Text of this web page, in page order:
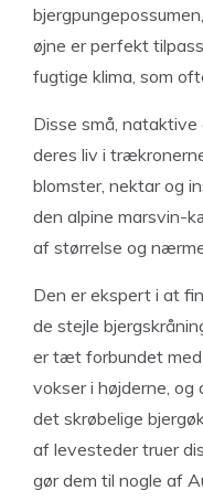
øjne er perfekt
fugtige klima, som
Disse små,
deres liv i
blomster, nektar og
den alpine marsvin-
af størrelse og
Den er ekspert i at
de stejle
er tæt forbundet med
vokser i højderne,
det skrøbelige
af levesteder truer
gør dem til nogle af